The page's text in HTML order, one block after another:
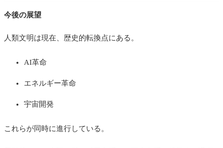
今後の展望
人類文明は現在、歴史的転換点にある。
AI革命
エネルギー革命
宇宙開発
これらが同時に進行している。